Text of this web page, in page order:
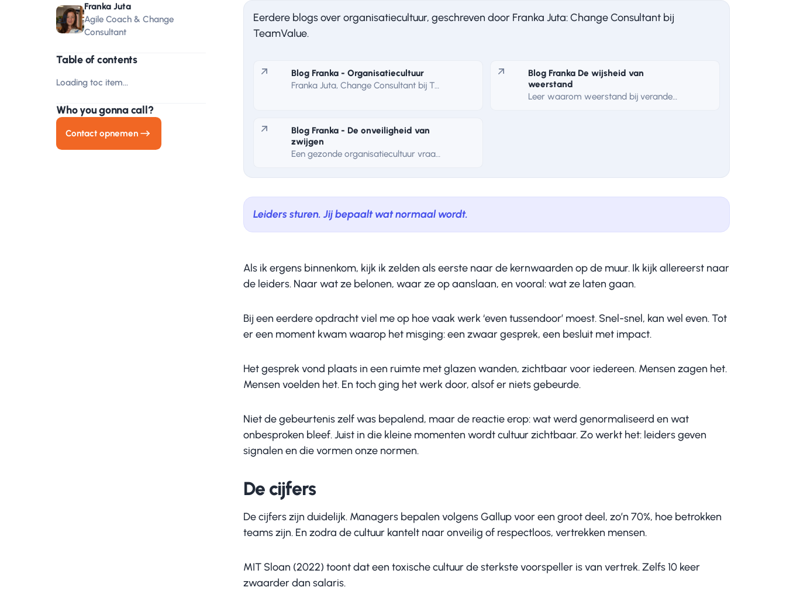
Franka Juta
Agile Coach & Change
Consultant
Table of contents
Loading toc item...
Who you gonna call?
Contact opnemen
Eerdere blogs over organisatiecultuur, geschreven door Franka Juta: Change Consultant bij
TeamValue.
Blog Franka - Organisatiecultuur
Franka Juta, Change Consultant bij TeamValue, neemt je mee in een reeks die gaat over organisatiecultuur. Met thema's als weerstand, aan- en uitspreken en leiderschap. Lees nu haar eerste blog.
Blog Franka De wijsheid van
weerstand
Leer waarom weerstand bij verandering geen probleem is maar informatie. Franka Juta (TeamValue) legt uit hoe je de signalen herkent en inzet om transformatie te laten landen.
Blog Franka - De onveiligheid van
zwijgen
Een gezonde organisatiecultuur vraagt om veiligheid en openheid. Ontdek hoe je zwijgcultuur doorbreekt en een aanspreekcultuur bouwt.
Leiders sturen. Jij bepaalt wat normaal wordt.
Als ik ergens binnenkom, kijk ik zelden als eerste naar de kernwaarden op de muur. Ik kijk allereerst naar
de leiders. Naar wat ze belonen, waar ze op aanslaan, en vooral: wat ze laten gaan.
Bij een eerdere opdracht viel me op hoe vaak werk ‘even tussendoor’ moest. Snel-snel, kan wel even. Tot
er een moment kwam waarop het misging: een zwaar gesprek, een besluit met impact.
Het gesprek vond plaats in een ruimte met glazen wanden, zichtbaar voor iedereen. Mensen zagen het.
Mensen voelden het. En toch ging het werk door, alsof er niets gebeurde.
Niet de gebeurtenis zelf was bepalend, maar de reactie erop: wat werd genormaliseerd en wat
onbesproken bleef. Juist in die kleine momenten wordt cultuur zichtbaar. Zo werkt het: leiders geven
signalen en die vormen onze normen.
De cijfers
De cijfers zijn duidelijk. Managers bepalen volgens Gallup voor een groot deel, zo’n 70%, hoe betrokken
teams zijn. En zodra de cultuur kantelt naar onveilig of respectloos, vertrekken mensen.
MIT Sloan (2022) toont dat een toxische cultuur de sterkste voorspeller is van vertrek. Zelfs 10 keer
zwaarder dan salaris.